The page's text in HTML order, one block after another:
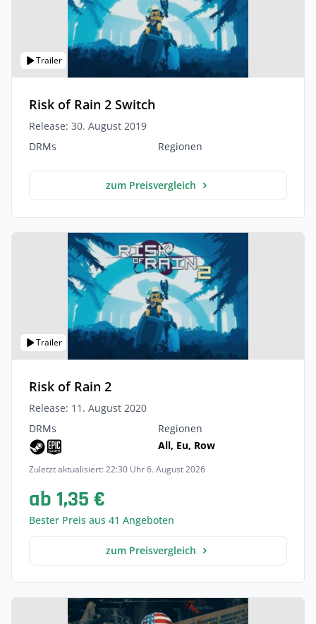
Trailer
Risk of Rain 2 Switch
Release: 30. August 2019
DRMs
Regionen
zum Preisvergleich
Trailer
Risk of Rain 2
Release: 11. August 2020
DRMs
Regionen
All, Eu, Row
Zuletzt aktualisiert: 22:30 Uhr 6. August 2026
ab 1,35 €
Bester Preis aus 41 Angeboten
zum Preisvergleich